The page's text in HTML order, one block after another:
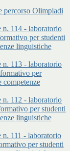
percorso Olimpiadi
114 - laboratorio
per studenti
linguistiche
113 - laboratorio
per
competenze
112 - laboratorio
per studenti
linguistiche
111 - laboratorio
per studenti